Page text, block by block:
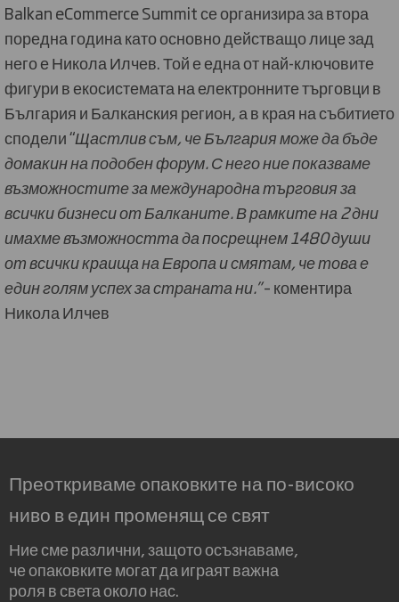
Balkan eCommerce Summit се организира за втора
поредна година като основно действащо лице зад
него е Никола Илчев. Той е една от най-ключовите
фигури в екосистемата на електронните търговци в
България и Балканския регион, а в края на събитието
сподели “Щастлив съм, че България може да бъде
домакин на подобен форум. С него ние показваме
възможностите за международна търговия за
всички бизнеси от Балканите. В рамките на 2 дни
имахме възможността да посрещнем 1480 души
от всички краища на Европа и смятам, че това е
един голям успех за страната ни.”– коментира
Никола Илчев
Преоткриваме опаковките на по-високо
ниво в един променящ се свят
Ние сме различни, защото осъзнаваме,
че опаковките могат да играят важна
роля в света около нас.